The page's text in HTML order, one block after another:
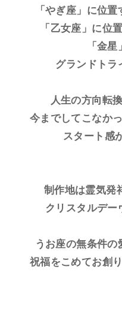
「やぎ座」に位
「乙女座」に位
「金
グランドトラ
人生の方向転
今までしてこなか
スタート感
制作地は霊気発
クリスタルデー
うお座の無条件
祝福をこめてお創